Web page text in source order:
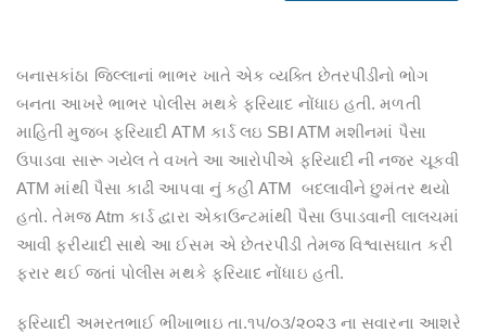
બનાસકાંઠા જિલ્લાનાં ભાભર ખાતે એક વ્યક્તિ છેતરપીંડીનો ભોગ
બનતા આખરે ભાભર પોલીસ મથકે ફરિયાદ નોંધાઇ હતી. મળતી
માહિતી મુજબ ફરિયાદી ATM કાર્ડ લઇ SBI ATM મશીનમાં પૈસા
ઉપાડવા સારૂ ગયેલ તે વખતે આ આરોપીએ ફરિયાદી ની નજર ચૂકવી
ATM માંથી પૈસા કાઢી આપવા નું કહી ATM બદલાવીને છુમંતર થયો
હતો. તેમજ Atm કાર્ડ દ્વારા એકાઉન્ટમાંથી પૈસા ઉપાડવાની લાલચમાં
આવી ફરીયાદી સાથે આ ઈસમ એ છેતરપીંડી તેમજ વિશ્વાસઘાત કરી
ફરાર થઈ જતાં પોલીસ મથકે ફરિયાદ નોંધાઇ હતી.
ફરિયાદી અમરતભાઈ ભીખાભાઇ તા.૧૫/૦૩/૨૦૨૩ ના સવારના આશરે